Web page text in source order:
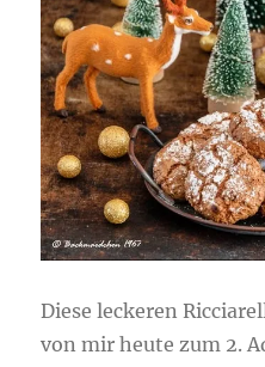
Diese leckeren
von mir heute zum 2.